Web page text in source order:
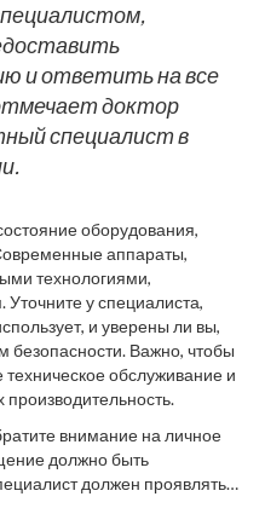
консультации, чтобы
информацию о процессе
и ответить на все
доктор
специалист в
оборудования,
аппараты,
технологиями,
у специалиста,
и уверены ли вы,
безопасности. Важно, чтобы
обслуживание и
производительность.
внимание на личное
должно быть
должен проявлять